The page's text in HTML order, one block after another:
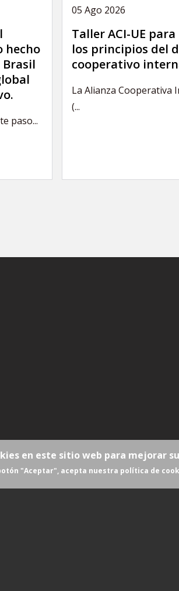
hecho
paso...
05 Ago 2026
Taller ACI-UE
los principios del
cooperativo
La Alianza Cooperativa
(...
en este sitio web para mejorar
"Aceptar", acepta nuestra política de